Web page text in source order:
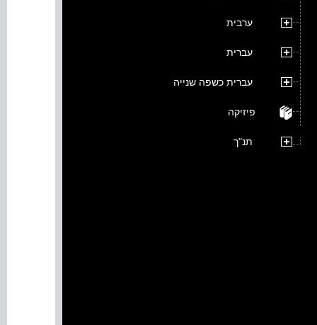
ערבית
עברית
עברית כשפה שנייה
פיזיקה
תנ"ך